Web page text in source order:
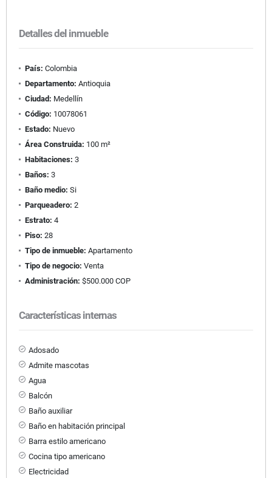
Detalles del inmueble
País: Colombia
Departamento: Antioquia
Ciudad: Medellín
Código: 10078061
Estado: Nuevo
Área Construida: 100 m²
Habitaciones: 3
Baños: 3
Baño medio: Si
Parqueadero: 2
Estrato: 4
Piso: 28
Tipo de inmueble: Apartamento
Tipo de negocio: Venta
Administración: $500.000 COP
Características internas
Adosado
Admite mascotas
Agua
Balcón
Baño auxiliar
Baño en habitación principal
Barra estilo americano
Cocina tipo americano
Electricidad